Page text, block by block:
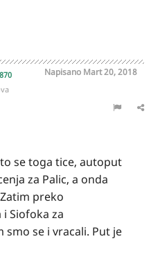
870 Napisano Mart 20, 2018
se toga tice, autoput
za Palic, a onda
preko
Siofoka za
se i vracali. Put je